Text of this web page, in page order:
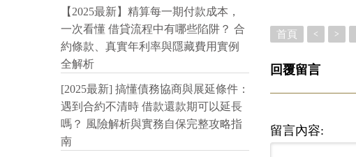
首頁 < >
回覆留言
留言內容:
【2025最新】精算每一期付款成本，
一次看懂 借貸流程中有哪些陷阱？ 合
約條款、真實年利率與隱藏費用實例
全解析
[2025最新] 搞懂債務協商與展延條件：
遇到合約不清時 借款還款期可以延長
嗎？ 風險解析與實務自保完整攻略指
南